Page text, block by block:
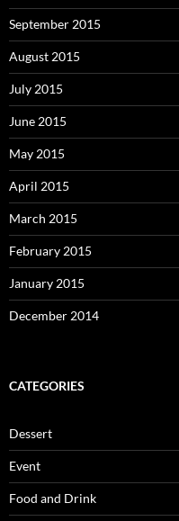
September 2015
August 2015
July 2015
June 2015
May 2015
April 2015
March 2015
February 2015
January 2015
December 2014
CATEGORIES
Dessert
Event
Food and Drink